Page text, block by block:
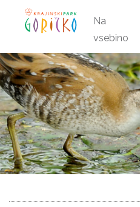
Na
vsebino